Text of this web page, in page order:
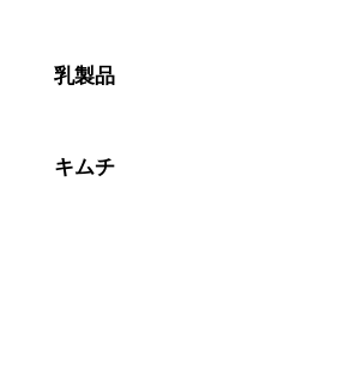
乳製品
キムチ